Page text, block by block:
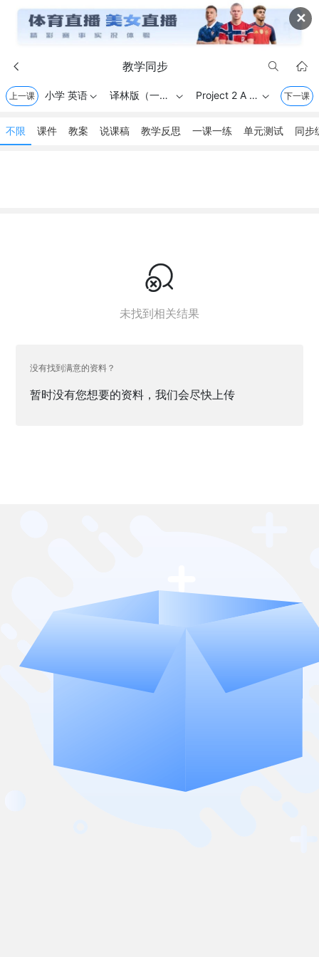
✕
 教学同步  
上一课 小学 英语 译林版（一起） . 一年级上册  Project 2 A poster  下一课
不限 课件 教案 说课稿 教学反思 一课一练 单元测试 同步

未找到相关结果
没有找到满意的资料？
暂时没有您想要的资料，我们会尽快上传